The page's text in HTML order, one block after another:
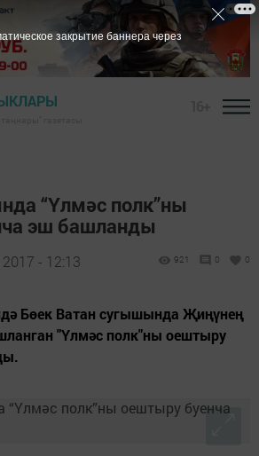
“Үлмәс полк”ны
эш башланды
- 12:13 921 0 0
Бөек Ватан сугышында Җиңүнең
"Үлмәс полк"ны оештыру
закрытие баннера через